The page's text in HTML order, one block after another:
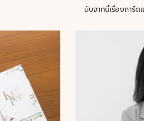
นับจากนี้เรื่องการ์